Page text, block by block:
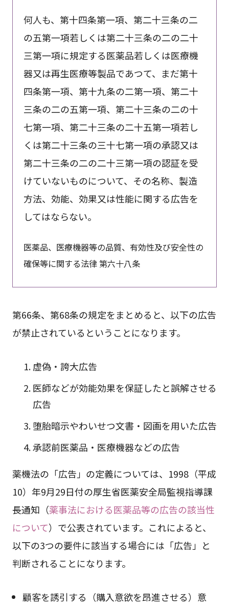
何人も、第十四条第一項、第二十三条の二
の五第一項若しくは第二十三条の二の二十
三第一項に規定する医薬品若しくは医療機
器又は再生医療等製品であつて、まだ第十
四条第一項、第十九条の二第一項、第二十
三条の二の五第一項、第二十三条の二の十
七第一項、第二十三条の二十五第一項若し
くは第二十三条の三十七第一項の承認又は
第二十三条の二の二十三第一項の認証を受
けていないものについて、その名称、製造
方法、効能、効果又は性能に関する広告を
してはならない。
医薬品、医療機器等の品質、有効性及び安全性の
確保等に関する法律 第六十八条
第66条、第68条の規定をまとめると、以下の広告
が禁止されているということになります。
虚偽・誇大広告
医師などが効能効果を保証したと誤解させる
広告
堕胎暗示やわいせつ文書・図画を用いた広告
承認前医薬品・医療機器などの広告
薬機法の「広告」の定義については、1998（平成
10）年9月29日付の厚生省医薬安全局監視指導課
長通知（薬事法における医薬品等の広告の該当性
について）で公表されています。これによると、
以下の3つの要件に該当する場合には「広告」と
判断されることになります。
顧客を誘引する（購入意欲を昂進させる）意